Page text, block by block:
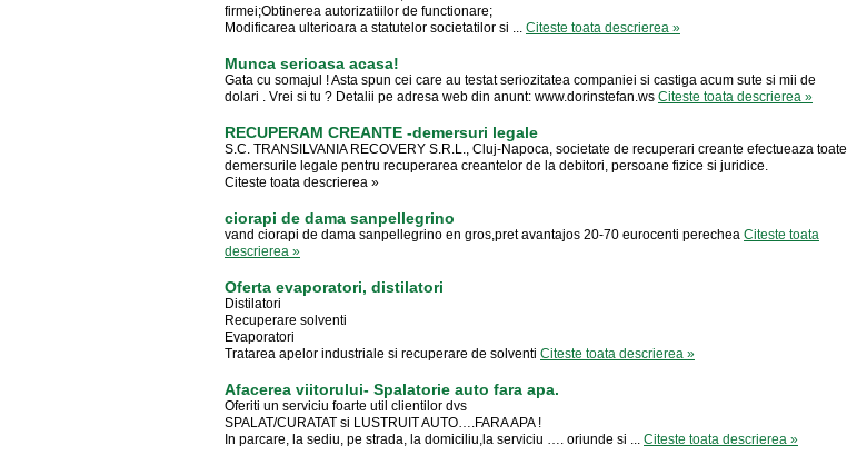
firmei;Obtinerea autorizatiilor de functionare;
Modificarea ulterioara a statutelor societatilor si ... Citeste toata descrierea »
Munca serioasa acasa!
Gata cu somajul ! Asta spun cei care au testat seriozitatea companiei si castiga acum sute si mii de
dolari . Vrei si tu ? Detalii pe adresa web din anunt: www.dorinstefan.ws Citeste toata descrierea »
RECUPERAM CREANTE -demersuri legale
S.C. TRANSILVANIA RECOVERY S.R.L., Cluj-Napoca, societate de recuperari creante efectueaza toate
demersurile legale pentru recuperarea creantelor de la debitori, persoane fizice si juridice.
Citeste toata descrierea »
ciorapi de dama sanpellegrino
vand ciorapi de dama sanpellegrino en gros,pret avantajos 20-70 eurocenti perechea Citeste toata
descrierea »
Oferta evaporatori, distilatori
Distilatori
Recuperare solventi
Evaporatori
Tratarea apelor industriale si recuperare de solventi Citeste toata descrierea »
Afacerea viitorului- Spalatorie auto fara apa.
Oferiti un serviciu foarte util clientilor dvs
SPALAT/CURATAT si LUSTRUIT AUTO….FARA APA !
In parcare, la sediu, pe strada, la domiciliu,la serviciu …. oriunde si ... Citeste toata descrierea »